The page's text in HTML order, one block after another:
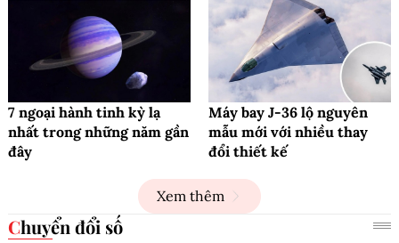
7 ngoại hành tinh kỳ lạ
nhất trong những năm gần
đây
Máy bay J-36 lộ nguyên
mẫu mới với nhiều thay
đổi thiết kế
Xem thêm
Chuyển đổi số